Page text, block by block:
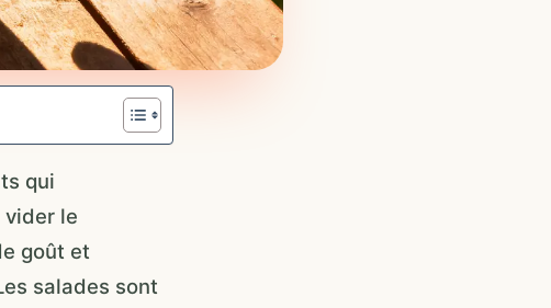
qui
vider le
goût et
salades sont